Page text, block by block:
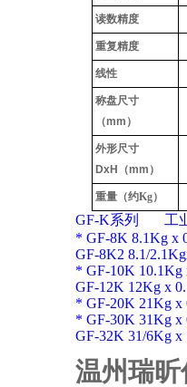
读数精度
重复精度
线性
称盘尺寸
（mm）
外形尺寸
DxH（mm）
重量（约Kg）
GF-K系列 工
* GF-8K 8.1Kg x
GF-8K2 8.1/
* GF-10K 10.1Kg
GF-12K 12Kg x
* GF-20K 21Kg x
* GF-30K 31Kg x
GF-32K 31/6Kg x
温州瑞